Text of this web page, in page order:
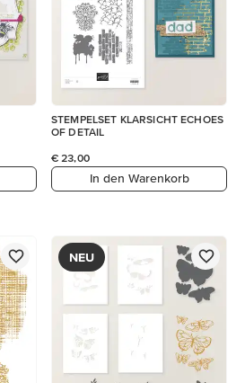
STEMPELSET KLARSICHT ECHOES
OF DETAIL
€ 23,00
In den Warenkorb
NEU